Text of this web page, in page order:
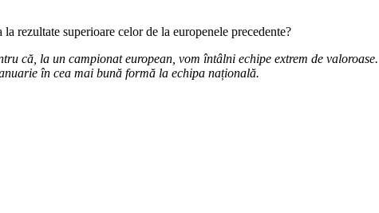
rezultate superioare celor de la europenele precedente?
că, la un campionat european, vom întâlni echipe extrem de
în cea mai bună formă la echipa națională.